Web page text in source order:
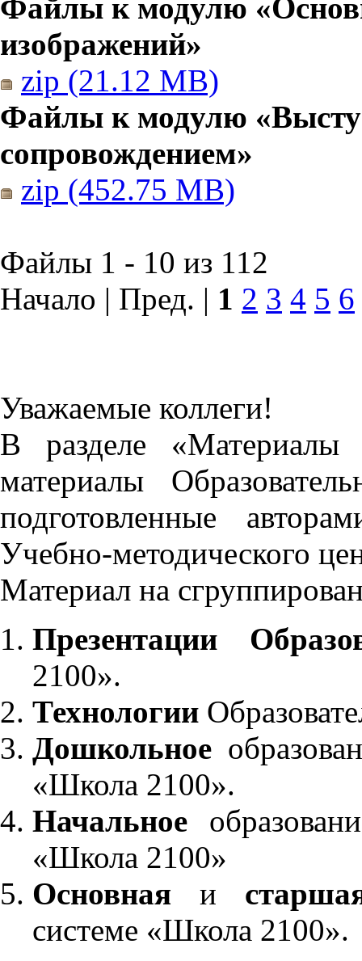
Файлы к модулю
изображений»
zip (21.12 MB)
Файлы к модулю
сопровождением»
zip (452.75 MB)
Файлы 1 - 10 из 112
Начало | Пред. | 1 2 3 4 5 6
Уважаемые коллеги!
В разделе «Материалы
материалы
подготовленные
Учебно-методического
Материал на
Презентации
2100».
Технологии
Дошкольное
«Школа 2100».
Начальное
«Школа 2100»
Основнаяи
системе «Школа 2100».